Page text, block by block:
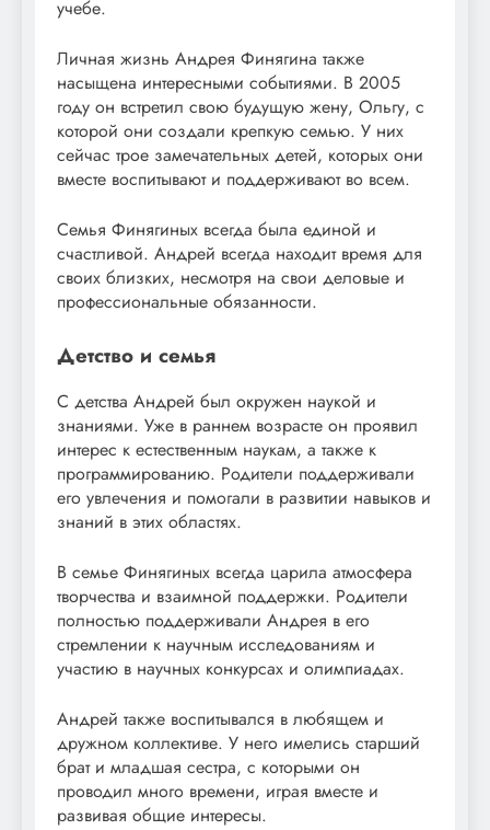
учебе.
Личная жизнь Андрея Финягина также
насыщена интересными событиями. В 2005
году он встретил свою будущую жену, Ольгу, с
которой они создали крепкую семью. У них
сейчас трое замечательных детей, которых они
вместе воспитывают и поддерживают во всем.
Семья Финягиных всегда была единой и
счастливой. Андрей всегда находит время для
своих близких, несмотря на свои деловые и
профессиональные обязанности.
Детство и семья
С детства Андрей был окружен наукой и
знаниями. Уже в раннем возрасте он проявил
интерес к естественным наукам, а также к
программированию. Родители поддерживали
его увлечения и помогали в развитии навыков и
знаний в этих областях.
В семье Финягиных всегда царила атмосфера
творчества и взаимной поддержки. Родители
полностью поддерживали Андрея в его
стремлении к научным исследованиям и
участию в научных конкурсах и олимпиадах.
Андрей также воспитывался в любящем и
дружном коллективе. У него имелись старший
брат и младшая сестра, с которыми он
проводил много времени, играя вместе и
развивая общие интересы.